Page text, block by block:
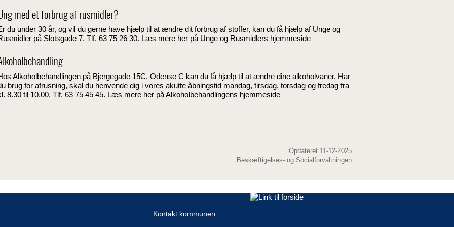
med et forbrug af rusmidler?
du under 30 år, og vil du gerne have hjælp til at ændre dit forbrug af stoffer, kan du få hjælp af Unge og
på Slotsgade 7. Tlf. 63 75 26 30. Læs mere her på Unge og Rusmidlers hjemmeside
Alkoholbehandlingen på Bjergegade 15C, Odense C kan du få hjælp til at ændre dine alkoholvaner. Har
brug for afrusning, skal du henvende dig i vores akutte åbningstid mandag, tirsdag, torsdag og fredag fra
8.30 til 10.00. Tlf. 63 75 45 45. Læs mere her på Alkoholbehandlingens hjemmeside
Opdateret 11-12-2025
Beskæftigelses- og Socialforvaltningen
Kontakt kommunen